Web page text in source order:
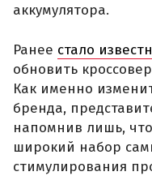
аккумулятора.
Ранее стало
обновить
Как именно
бренда,
напомнив лишь,
широкий набор
стимулирования